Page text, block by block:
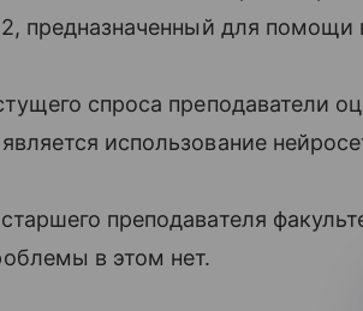
предназначенный для
спроса преподаватели
использование
преподавателя
в этом нет.